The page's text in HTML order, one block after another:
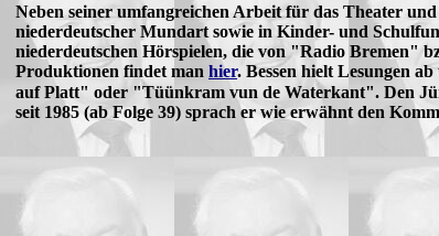
Neben seiner umfangreichen Arbeit für das Theater
niederdeutscher Mundart sowie in Kinder- und
niederdeutschen Hörspielen, die von "Radio Bremen"
Produktionen findet man hier. Bessen hielt Lesungen
auf Platt" oder "Tüünkram vun de Waterkant". Den
seit 1985 (ab Folge 39) sprach er wie erwähnt den